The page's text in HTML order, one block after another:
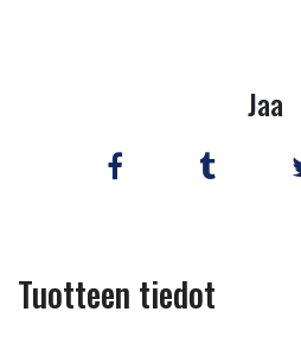
Jaa
Tuotteen tiedot